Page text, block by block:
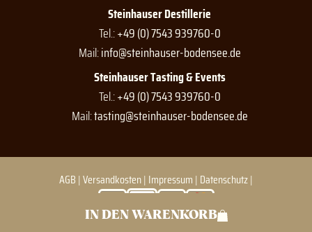
IN DEN WARENKORB
Steinhauser Destillerie
Tel.:+49 (0) 7543 939760-0
Mail:info@steinhauser-bodensee.de
Steinhauser Tasting & Events
Tel.:+49 (0) 7543 939760-0
Mail:tasting@steinhauser-bodensee.de
© Steinhauser 2026
AGB |Versandkosten| Impressum | Datenschutz|